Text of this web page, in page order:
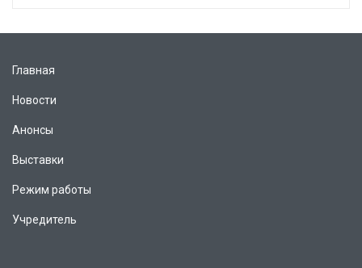
Главная
Новости
Анонсы
Выставки
Режим работы
Учредитель